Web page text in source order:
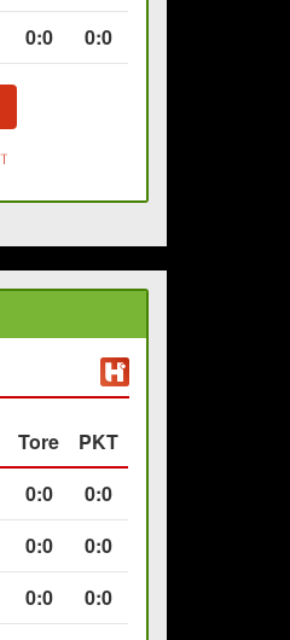
0:0 0:0
Tore
PKT
0:0
0:0
0:0
0:0
0:0
0:0